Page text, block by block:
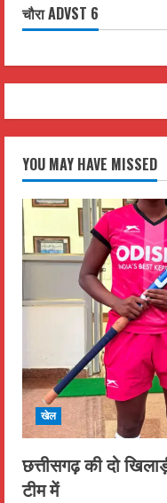
चौरा ADVST 6
YOU MAY HAVE MISSED
खेल
छत्तीसगढ़ की दो
टीम में